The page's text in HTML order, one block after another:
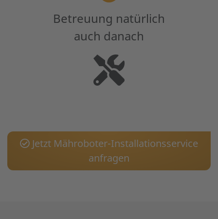
Betreuung natürlich
auch danach
Jetzt Mähroboter-Installationsservice
anfragen